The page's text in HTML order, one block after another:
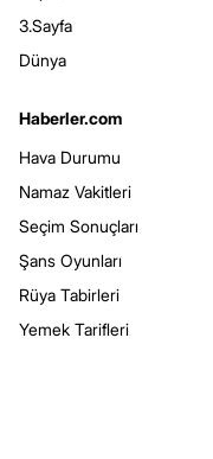
3.Sayfa
Dünya
Haberler.com
Hava Durumu
Namaz Vakitleri
Seçim Sonuçları
Şans Oyunları
Rüya Tabirleri
Yemek Tarifleri